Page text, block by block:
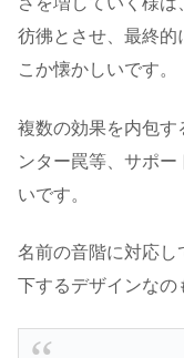
彷彿とさせ、最終的
こか懐かしいです。
複数の効果を内包す
ンター罠等、サポ
いです。
名前の音階に対応し
下するデザインなの